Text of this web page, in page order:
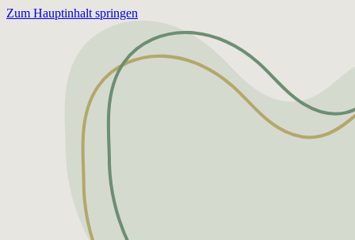
Zum Hauptinhalt springen